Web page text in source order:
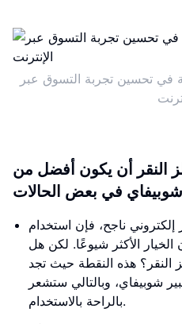
في تحسين تجربة التسوق عبر
النقر أن يكون أفضل من
شوبيفاي في بعض الحالات
إلكتروني ناجح، فإن استخدام
الأكثر شيوعًا. لكن هل
النقر؟ هذه النقطة حيث تجد
شوبيفاي، وبالتالي ستشعر
بالراحة بالاستخدام.